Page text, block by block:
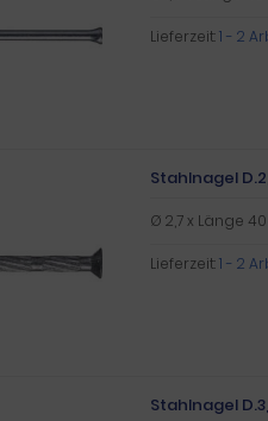
Lieferzeit:1 - 2
Stahlnagel
Ø 2,7 x Länge
Lieferzeit:1 - 2
Stahlnagel